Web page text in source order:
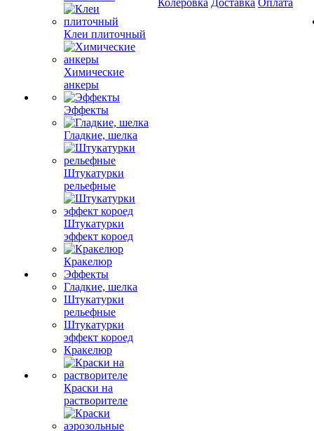
Клеи плиточный
Химические
анкеры
Эффекты
Гладкие, шелка
Штукатурки
рельефные
Штукатурки
эффект короед
Кракелюр
Эффекты
Гладкие, шелка
Штукатурки
рельефные
Штукатурки
эффект короед
Кракелюр
Краски на
растворителе
Колеровка Доставка Оплата